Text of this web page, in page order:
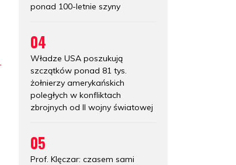
ponad 100-letnie szyny
04
Władze USA poszukują
szczątków ponad 81 tys.
żołnierzy amerykańskich
poległych w konfliktach
zbrojnych od II wojny światowej
05
Prof. Klęczar: czasem sami